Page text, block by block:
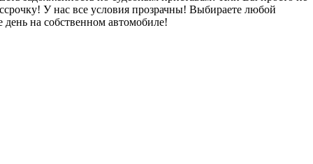
У нас все условия прозрачны! Выбираете любой
на собственном автомобиле!